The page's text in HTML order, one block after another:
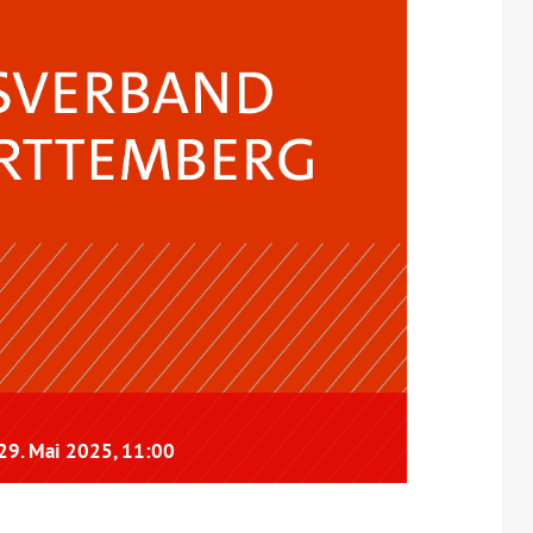
Mai 2025, 11:00